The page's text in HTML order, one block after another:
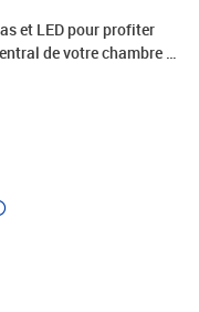
et LED pour profiter
de votre chambre à
aspect simple et
La tête de lit vous
êtes assis dans
LED colorée :
des lumières LED
ensaché
qualité tout en
Il peut
causés par les sauts et